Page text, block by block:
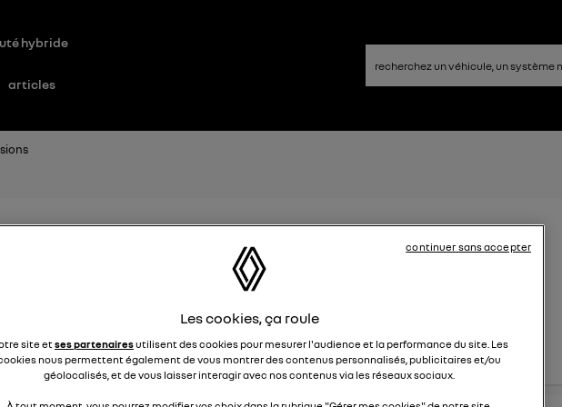
hybride
articles
modèle électrique Renault 2022
Quel est le nouveau modèle électrique Renault cette année ?
2
Les cookies, ça roule
site etses partenairesutilisent des cookies pour mesurer l'audience et la performance du site. Les
nous permettent également de vous montrer des contenus personnalisés, publicitaires et/ou
géolocalisés, et de vous laisser interagir avec nos contenus via les réseaux sociaux.
continuer sans accepter